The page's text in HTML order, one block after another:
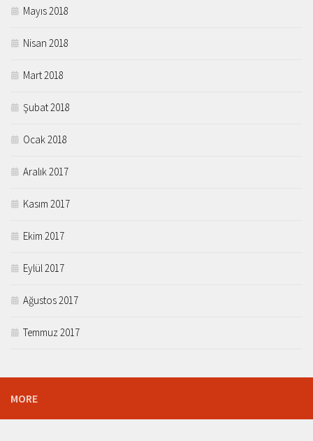
Mayıs 2018
Nisan 2018
Mart 2018
Şubat 2018
Ocak 2018
Aralık 2017
Kasım 2017
Ekim 2017
Eylül 2017
Ağustos 2017
Temmuz 2017
MORE